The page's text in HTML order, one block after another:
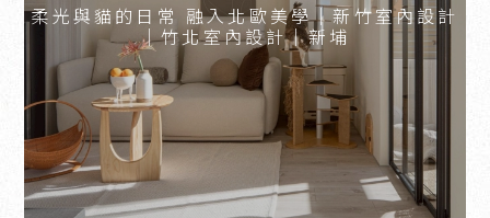
柔光與貓的日常 融入北歐美學｜新竹室內設計
｜竹北室內設計｜新埔